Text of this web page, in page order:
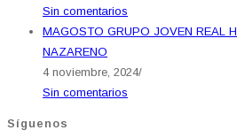
Sin comentarios
MAGOSTO GRUPO JOVEN REAL
NAZARENO
4 noviembre, 2024/
Sin comentarios
Síguenos